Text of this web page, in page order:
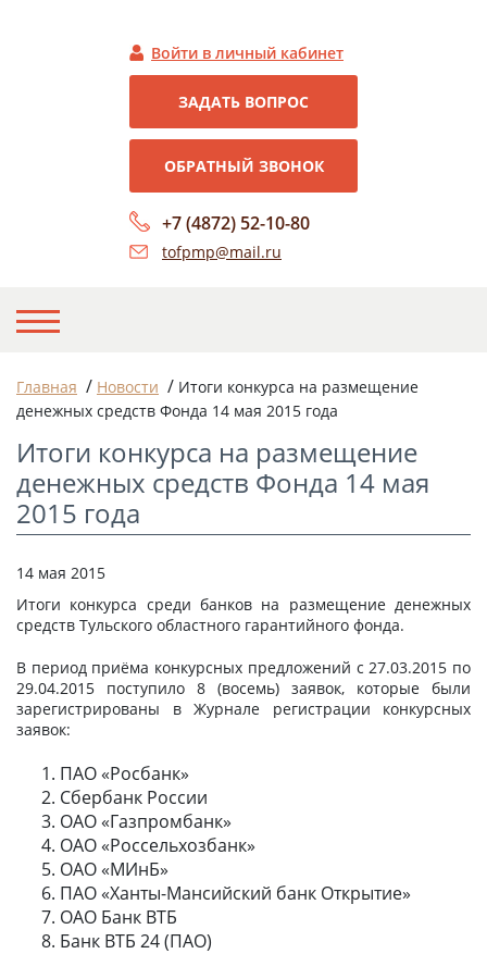
+7 (4872) 52-10-80
tofpmp@mail.ru
Войти в личный кабинет
ЗАДАТЬ ВОПРОС
ОБРАТНЫЙ ЗВОНОК
О НАС
НОВОСТИ
СТАТЬИ
КОНТАКТЫ
Главная / Новости / Итоги конкурса на размещение
денежных средств Фонда 14 мая 2015 года
Итоги конкурса на размещение
денежных средств Фонда 14 мая
2015 года
14 мая 2015
Итоги конкурса среди банков на размещение денежных
средств Тульского областного гарантийного фонда.
В период приёма конкурсных предложений с 27.03.2015 по
29.04.2015 поступило 8 (восемь) заявок, которые были
зарегистрированы в Журнале регистрации конкурсных
заявок:
ПАО «Росбанк»
Сбербанк России
ОАО «Газпромбанк»
ОАО «Россельхозбанк»
ОАО «МИнБ»
ПАО «Ханты-Мансийский банк Открытие»
ОАО Банк ВТБ
Банк ВТБ 24 (ПАО)